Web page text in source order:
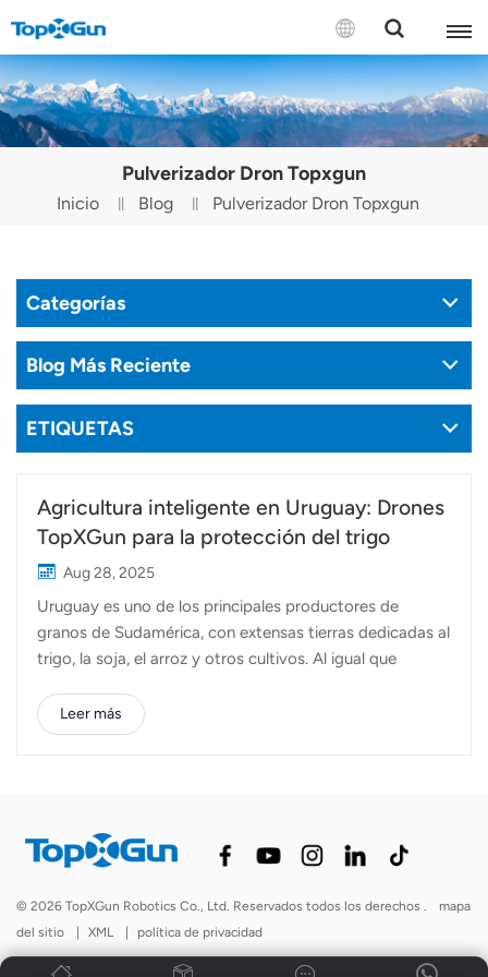
CONTÁCTENOS
English
Español
Português(Portugal)
Português(Brasil)
Türkçe
Pulverizador Dron Topxgun
Inicio Blog Pulverizador Dron Topxgun
Categorías
Blog Más Reciente
ETIQUETAS
Agricultura inteligente en Uruguay: Drones
TopXGun para la protección del trigo
Aug 28, 2025
Uruguay es uno de los principales productores de
granos de Sudamérica, con extensas tierras dedicadas al
trigo, la soja, el arroz y otros cultivos. Al igual que
garantizar una protección eficiente y oportuna de los
cultivos, manteniendo al mismo tiempo los costos de
nuestro socio en Uruguay. Juntos, realizamos
operaciones prácticas de campo utilizando Los drones
de herbicidas en campos de trigo. Durante las
operaciones de campo, se desplegaron drones agrícolas
FP500 y FP600, cada uno de los cuales aporta ventajas
Leer más
© 2026 TopXGun Robotics Co., Ltd. Reservados todos los derechos .
mapa
del sitio
| XML | política de privacidad